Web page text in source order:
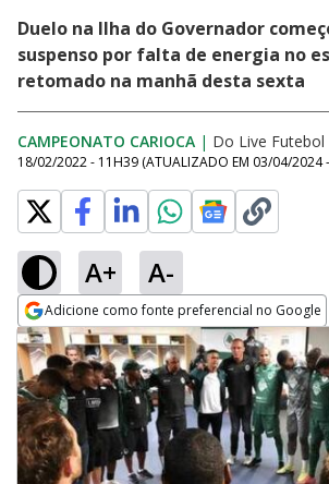
Duelo na Ilha do Governador
suspenso por falta de energia no
retomado na manhã desta sexta
CAMPEONATO CARIOCA | Do Live Futebol
18/02/2022 - 11H39 (ATUALIZADO EM 03/04/2024
A+ A-
Adicione como fonte preferencial no Google
Opens in new window